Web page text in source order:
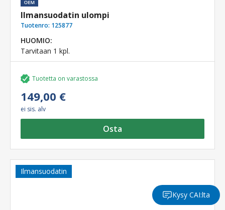
Ilmansuodatin ulompi
Tuotenro: 125877
HUOMIO:
Tarvitaan 1 kpl.
Tuotetta on varastossa
149,00 €
ei sis. alv
Osta
Ilmansuodatin
Kysy CAI:lta